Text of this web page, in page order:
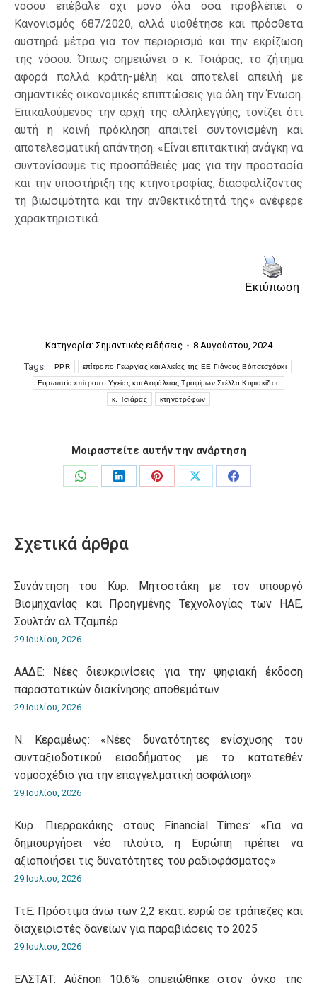
νόσου επέβαλε όχι μόνο όλα όσα προβλέπει ο
Κανονισμός 687/2020, αλλά υιοθέτησε και πρόσθετα
αυστηρά μέτρα για τον περιορισμό και την εκρίζωση
της νόσου. Όπως σημειώνει ο κ. Τσιάρας, το ζήτημα
αφορά πολλά κράτη-μέλη και αποτελεί απειλή με
σημαντικές οικονομικές επιπτώσεις για όλη την Ένωση.
Επικαλούμενος την αρχή της αλληλεγγύης, τονίζει ότι
αυτή η κοινή πρόκληση απαιτεί συντονισμένη και
αποτελεσματική απάντηση. «Είναι επιτακτική ανάγκη να
συντονίσουμε τις προσπάθειές μας για την προστασία
και την υποστήριξη της κτηνοτροφίας, διασφαλίζοντας
τη βιωσιμότητα και την ανθεκτικότητά της» ανέφερε
χαρακτηριστικά.
Εκτύπωση
Κατηγορία: Σημαντικές ειδήσεις
8 Αυγούστου, 2024
Tags:
PPR επίτροπο Γεωργίας και Αλιείας της ΕΕ Γιάνους Βόιτσεσχόφκι
Ευρωπαία επίτροπο Υγείας και Ασφάλειας Τροφίμων Στέλλα Κυριακίδου
κ. Τσιάρας κτηνοτρόφων
Μοιραστείτε αυτήν την ανάρτηση
Share
Share
Share
Share
Share
Σχετικά άρθρα
Συνάντηση του Κυρ. Μητσοτάκη με τον υπουργό
Βιομηχανίας και Προηγμένης Τεχνολογίας των ΗΑΕ,
Σουλτάν αλ Τζαμπέρ
29 Ιουλίου, 2026
ΑΑΔΕ: Νέες διευκρινίσεις για την ψηφιακή έκδοση
παραστατικών διακίνησης αποθεμάτων
29 Ιουλίου, 2026
Ν. Κεραμέως: «Νέες δυνατότητες ενίσχυσης του
συνταξιοδοτικού εισοδήματος με το κατατεθέν
νομοσχέδιο για την επαγγελματική ασφάλιση»
29 Ιουλίου, 2026
Κυρ. Πιερρακάκης στους Financial Times: «Για να
δημιουργήσει νέο πλούτο, η Ευρώπη πρέπει να
αξιοποιήσει τις δυνατότητες του ραδιοφάσματος»
29 Ιουλίου, 2026
ΤτΕ: Πρόστιμα άνω των 2,2 εκατ. ευρώ σε τράπεζες και
διαχειριστές δανείων για παραβιάσεις το 2025
29 Ιουλίου, 2026
ΕΛΣΤΑΤ: Αύξηση 10,6% σημειώθηκε στον όγκο της